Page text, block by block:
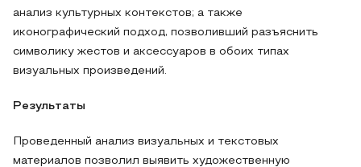
анализ культурных контекстов; а также
иконографический подход, позволивший разъяснить
символику жестов и аксессуаров в обоих типах
визуальных произведений.
Результаты
Проведенный анализ визуальных и текстовых
материалов позволил выявить художественную